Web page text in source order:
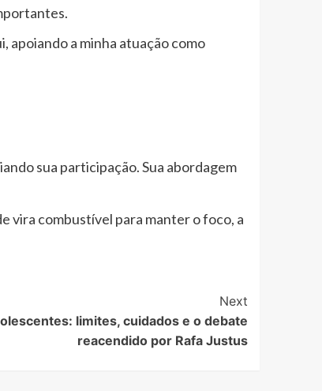
apoiando a minha atuação como
sua participação. Sua abordagem
vira combustível para manter o foco, a
Next
limites, cuidados e o debate
reacendido por Rafa Justus